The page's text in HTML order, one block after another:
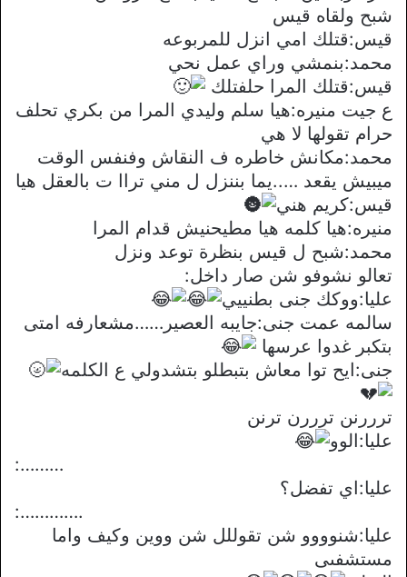
شبح ولقاه قيس
قيس:قتلك امي انزل للمربوعه
محمد:بنمشي وراي عمل نحي
قيس:قتلك المرا حلفتلك
ع جيت منيره:هيا سلم وليدي المرا من بكري تحلف
حرام تقولها لا هي
محمد:مكانش خاطره ف النقاش وفنفس الوقت
ميبيش يقعد …..يما بننزل ل مني تراا ت بالعقل هيا
قيس:كريم هني
منيره:هيا كلمه هيا مطيحنيش قدام المرا
محمد:شبح ل قيس بنظرة توعد ونزل
تعالو نشوفو شن صار داخل:
عليا:ووكك جنى بطنييي
سالمه عمت جنى:جايبه العصير……مشعارفه امتى
بتكبر غدوا عرسها
جنى:ايح توا معاش بتبطلو بتشدولي ع الكلمه
ترررنن ترررن ترنن
عليا:الوو
:………
عليا:اي تفضل؟
:………….
عليا:شنوووو شن تقوللل شن ووين وكيف واما
مستشفىى